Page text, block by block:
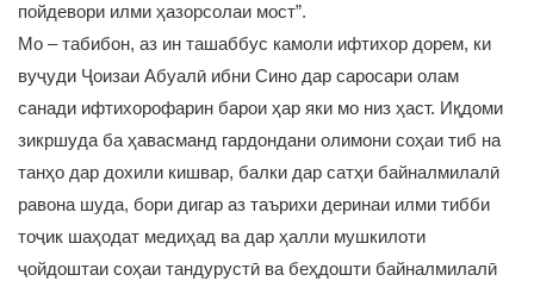
пойдевори илми ҳазорсолаи мост”.
Мо – табибон, аз ин ташаббус камоли ифтихор дорем, ки
вуҷуди Ҷоизаи Абуалӣ ибни Сино дар саросари олам
санади ифтихорофарин барои ҳар яки мо низ ҳаст. Иқдоми
зикршуда ба ҳавасманд гардондани олимони соҳаи тиб на
танҳо дар дохили кишвар, балки дар сатҳи байналмилалӣ
равона шуда, бори дигар аз таърихи деринаи илми тибби
тоҷик шаҳодат медиҳад ва дар ҳалли мушкилоти
ҷойдоштаи соҳаи тандурустӣ ва беҳдошти байналмилалӣ